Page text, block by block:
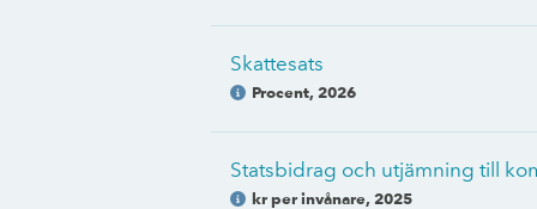
Skattesats
Procent, 2026
Statsbidrag och utjämning till
kr per invånare, 2025